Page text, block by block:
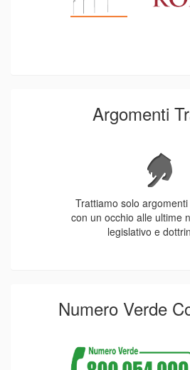
Argomenti
Trattiamo solo
con un occhio alle ultime
legislativo e
Numero Verde